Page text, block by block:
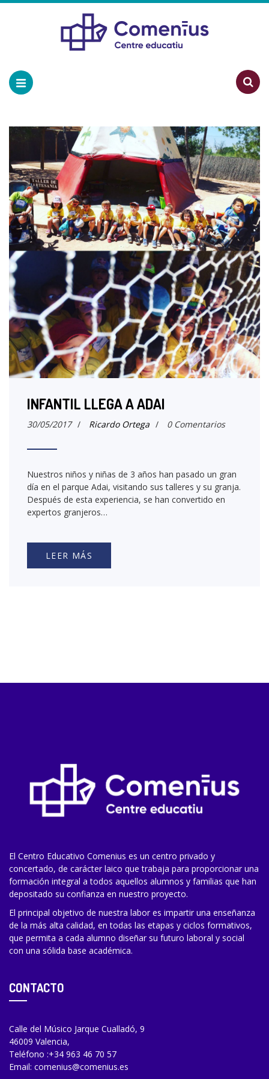
INFANTIL LLEGA A ADAI
30/05/2017 / Ricardo Ortega / 0 Comentarios
Nuestros niños y niñas de 3 años han pasado un gran
día en el parque Adai, visitando sus talleres y su granja.
Después de esta experiencia, se han convertido en
expertos granjeros…
LEER MÁS
El Centro Educativo Comenius es un centro privado y
concertado, de carácter laico que trabaja para proporcionar una
formación integral a todos aquellos alumnos y familias que han
depositado su confianza en nuestro proyecto.
El principal objetivo de nuestra labor es impartir una enseñanza
de la más alta calidad, en todas las etapas y ciclos formativos,
que permita a cada alumno diseñar su futuro laboral y social
con una sólida base académica.
CONTACTO
Calle del Músico Jarque Cualladó, 9
46009 Valencia,
Teléfono :+34 963 46 70 57
Email: comenius@comenius.es